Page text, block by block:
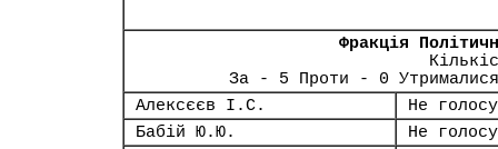
Фракція
За - 5 Проти - 0
Алексєєв І.С.
Не
Бабій Ю.Ю.
Не